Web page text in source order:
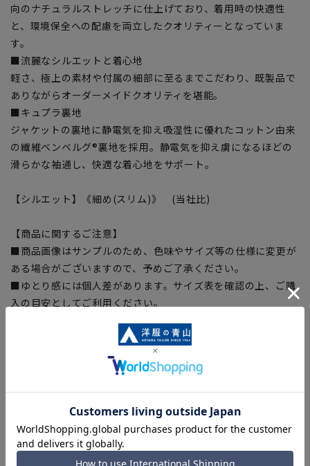
向のナチュラルストレッチに仕上げており、着用時の快適性
と、環境保全への配慮を両立したクオリティーとなっていま
す。
■流麗なシルエットと着心地
軽さ、極上の素材や付属の細部に至るまでこだわり、既製品で
ありながらオーダーメイドクオリティを堪能。
■キュプラ裏地
ジャケットの裏地に静電気を抑え吸湿性に優れたコットン由来
の繊維ベンベルグ®裏地を採用。静電気を抑え虜になるほどの
滑らかな袖通し、快適な着心地をサポート。
【シルエット】《細め(スリム)》 (当社比)
【商品に関するご注意】
■商品画像はサンプルのため、色味やサイズ等の仕様に変更が
ある場合がございますので、予めご了承ください。
■ゆとり感には個人差があります。サイズ表を確認の上、ご購
入の目安としてご利用ください。
干の誤差が生じる場合がございます。予めご了承ください。
■サイズスペックは仕上がりサイズを記載しております。一
部、商品現物におすすめサイズ(ヌードサイズ)を記載している
商品もございます。
■ブラウザやお使いのモニター環境、また撮影時の室内外の光
加減により、実際の商品と掲載画像の色味が異なる場合がござ
います。
■店舗や各モールサイトと商品在庫を共有しております関係